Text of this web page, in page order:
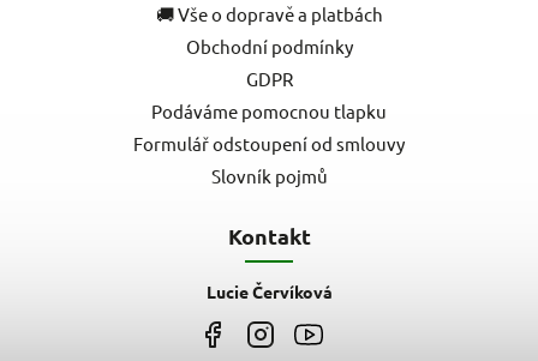
🚚 Vše o dopravě a platbách
Obchodní podmínky
GDPR
Podáváme pomocnou tlapku
Formulář odstoupení od smlouvy
Slovník pojmů
Kontakt
Lucie Červíková